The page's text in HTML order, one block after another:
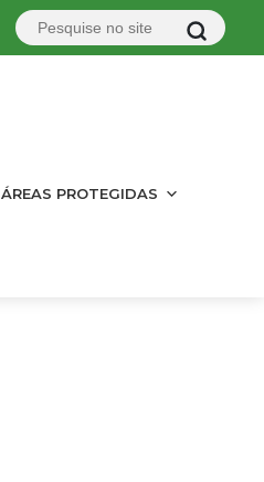
ÁREAS PROTEGIDAS